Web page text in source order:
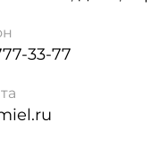
33-77